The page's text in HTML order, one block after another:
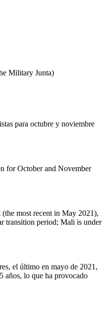
Military Junta)
para octubre y noviembre
for October and November
most recent in May 2021),
transition period; Mali is under
el último en mayo de 2021,
años, lo que ha provocado